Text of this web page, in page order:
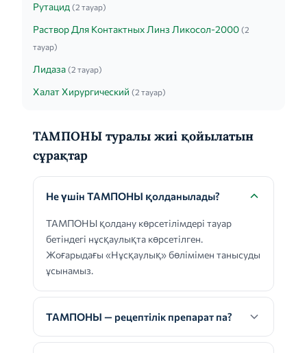
Рутацид (2 тауар)
Раствор Для Контактных Линз Ликосол-2000 (2
тауар)
Лидаза (2 тауар)
Халат Хирургический (2 тауар)
ТАМПОНЫ туралы жиі қойылатын
сұрақтар
Не үшін ТАМПОНЫ қолданылады?
ТАМПОНЫ қолдану көрсетілімдері тауар
бетіндегі нұсқаулықта көрсетілген.
Жоғарыдағы «Нұсқаулық» бөлімімен танысуды
ұсынамыз.
ТАМПОНЫ — рецептілік препарат па?